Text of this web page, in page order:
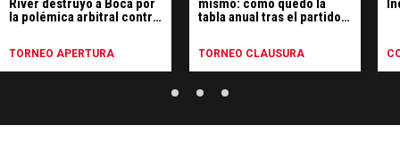
River destruyó a Boca por
la polémica arbitral contra
TORNEO APERTURA
mismo: cómo quedó la
tabla anual tras el partido
TORNEO CLAUSURA